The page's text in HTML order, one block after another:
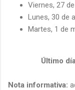
Viernes, 27
Lunes, 30 de
Martes, 1 de
Último
Nota informativa: